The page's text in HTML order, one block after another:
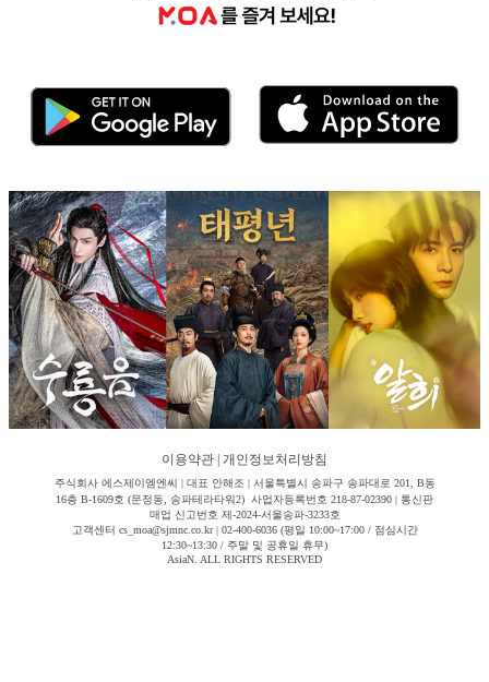
이용약관 개인정보처리방침
주식회사 에스제이엠엔씨 | 대표 안해조 | 서울특별시 송파구 송파대로 201, B동
16층 B-1609호 (문정동, 송파테라타워2) 사업자등록번호 218-87-02390 | 통신판
매업 신고번호 제-2024-서울송파-3233호
고객센터 cs_moa@sjmnc.co.kr | 02-400-6036 (평일 10:00~17:00 / 점심시간
12:30~13:30 / 주말 및 공휴일 휴무)
AsiaN. ALL RIGHTS RESERVED